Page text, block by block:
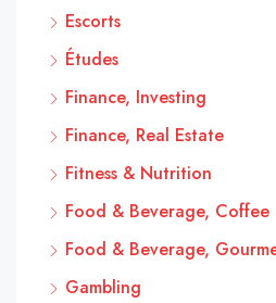
Escorts
Études
Finance, Investing
Finance, Real Estate
Fitness & Nutrition
Food & Beverage, Coffee
Food & Beverage,
Gambling